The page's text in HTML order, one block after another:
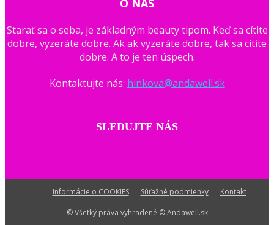
O NÁS
Starať sa o seba, je základným beauty tipom. Keď sa cítite
dobre, vyzeráte dobre. Ak ak vyzeráte dobre, tak sa cítite
dobre. A to je ten úspech.
Kontaktujte nás: hinkova@andawell.sk
SLEDUJTE NÁS
Informácie o COOKIES Súťažné podmienky
Kontakt
© Všetký práva vyhradené © Andawell.sk